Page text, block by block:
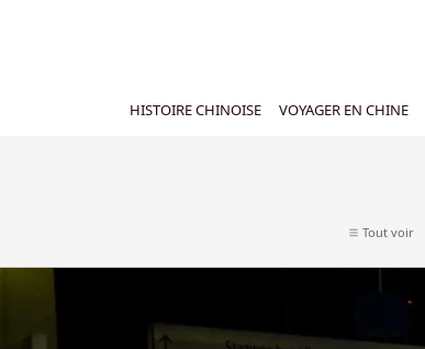
HISTOIRE CHINOISE VOYAGER EN CHINE
Tout voir